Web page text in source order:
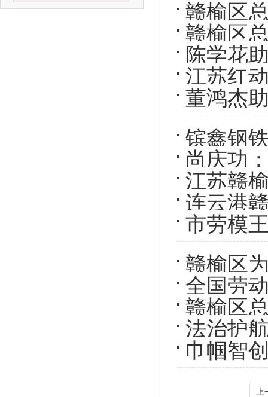
赣榆区
讲座
赣榆区
陈学花
江苏红
董鸿杰
镔鑫钢
铁战线
尚庆功
江苏赣
连云港
市劳模
赣榆区
全国劳
赣榆区
法治护
会联合
巾帼智
庆“三八